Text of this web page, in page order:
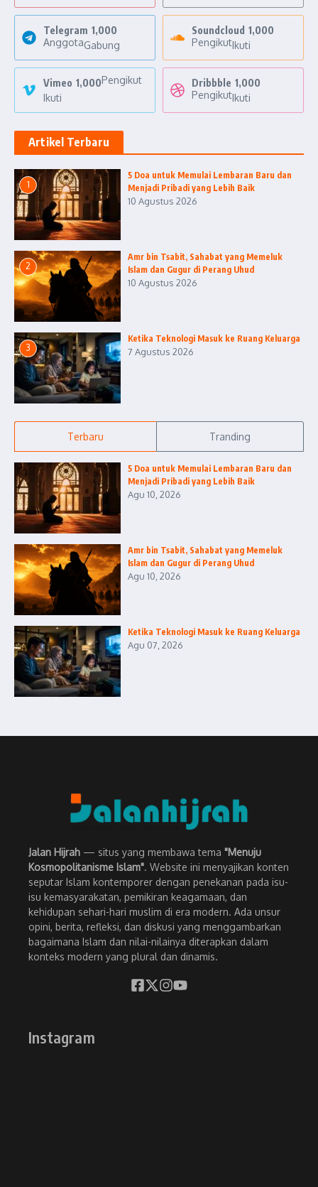
Telegram 1,000
AnggotaGabung
Soundcloud 1,000
PengikutIkuti
Vimeo 1,000Pengikut
Ikuti
Dribbble 1,000
PengikutIkuti
Artikel Terbaru
1
5 Doa untuk Memulai Lembaran Baru dan
Menjadi Pribadi yang Lebih Baik
10 Agustus 2026
2
Amr bin Tsabit, Sahabat yang Memeluk
Islam dan Gugur di Perang Uhud
10 Agustus 2026
3
Ketika Teknologi Masuk ke Ruang Keluarga
7 Agustus 2026
Terbaru Tranding
5 Doa untuk Memulai Lembaran Baru dan
Menjadi Pribadi yang Lebih Baik
Agu 10, 2026
Amr bin Tsabit, Sahabat yang Memeluk
Islam dan Gugur di Perang Uhud
Agu 10, 2026
Ketika Teknologi Masuk ke Ruang Keluarga
Agu 07, 2026
Jalan Hijrah — situs yang membawa tema "Menuju
Kosmopolitanisme Islam". Website ini menyajikan konten
seputar Islam kontemporer dengan penekanan pada isu-
isu kemasyarakatan, pemikiran keagamaan, dan
kehidupan sehari-hari muslim di era modern. Ada unsur
opini, berita, refleksi, dan diskusi yang menggambarkan
bagaimana Islam dan nilai-nilainya diterapkan dalam
konteks modern yang plural dan dinamis.
Instagram